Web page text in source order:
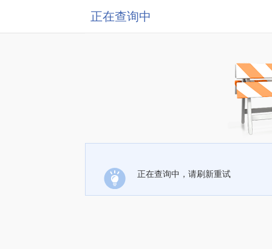
正在查询中
正在查询中，请刷新重试